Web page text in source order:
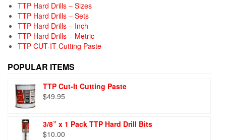
TTP Hard Drills – Sizes
TTP Hard Drills – Sets
TTP Hard Drills – Inch
TTP Hard Drills – Metric
TTP CUT-IT Cutting Paste
POPULAR ITEMS
TTP Cut-It Cutting Paste
$49.95
3/8” x 1 Pack TTP Hard Drill Bits
$10.00